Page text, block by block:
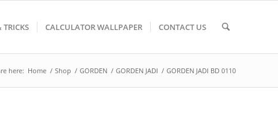
TRICKS CALCULATOR WALLPAPER CONTACT US
here: Home / Shop / GORDEN / GORDEN JADI / GORDEN JADI BD 0110